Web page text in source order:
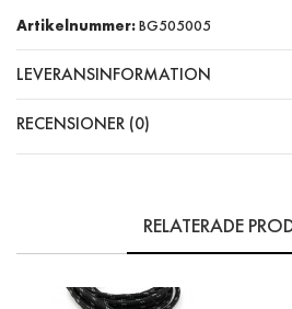
Artikelnummer:BG505005
LEVERANSINFORMATION
RECENSIONER (0)
RELATERADE